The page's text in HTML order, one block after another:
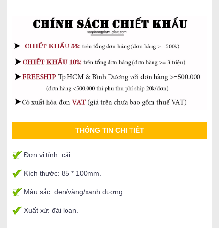
THÔNG TIN CHI TIẾT
Đơn vị tính: cái.
Kích thước: 85 * 100mm.
Màu sắc: đen/vàng/xanh dương.
Xuất xứ: đài loan.